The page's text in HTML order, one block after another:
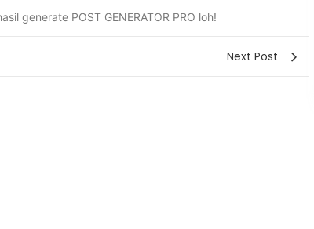
generate POST GENERATOR PRO loh!
Next Post